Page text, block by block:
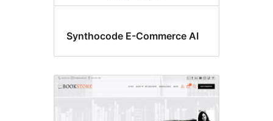
Synthocode E-Commerce AI